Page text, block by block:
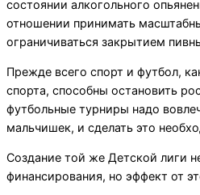
состоянии алкогольного
отношении принимать
ограничиваться закрытием
Прежде всего спорт и футбол,
спорта, способны остановить
футбольные турниры надо
мальчишек, и сделать это
Создание той же Детской лиги
финансирования, но эффект от